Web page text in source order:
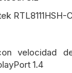
RTL8111HSH-
velocidad
1.4